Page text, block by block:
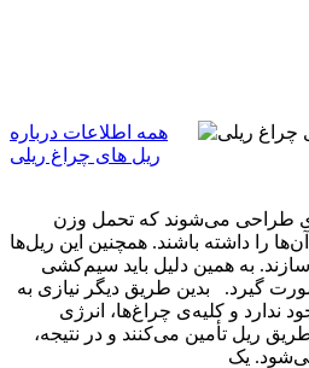
همه اطلاعات درباره
ریل های چراغ ریلی
طراحی می‌شوند که تحمل وزن
را داشته باشند. همچنین این ریل‌ها
به همین دلیل باید سیم‌کشی
گیرد. بدین طریق دیگر نیازی به
و کلیه‌ی چراغ‌ها، انرژی
طریق ریل تأمین می‌کنند و در نتیجه،
یک